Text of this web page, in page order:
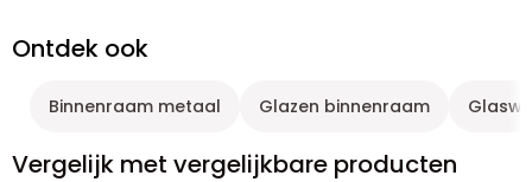
Ontdek ook
Binnenraam metaal Glazen binnenraam
Vergelijk met vergelijkbare producten